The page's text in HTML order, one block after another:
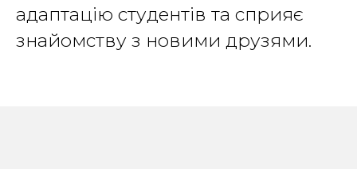
адаптацію студентів та сприяє
знайомству з новими друзями.